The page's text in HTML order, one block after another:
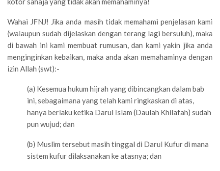
Wahai JFNJ! Jika anda masih tidak memahami penjelasan kami
(walaupun sudah dijelaskan dengan terang lagi bersuluh), maka
di bawah ini kami membuat rumusan, dan kami yakin jika anda
menginginkan kebaikan, maka anda akan memahaminya dengan
izin Allah (swt):-
(a) Kesemua hukum hijrah yang dibincangkan dalam bab
ini, sebagaimana yang telah kami ringkaskan di atas,
hanya berlaku ketika Darul Islam (Daulah Khilafah) sudah
pun wujud; dan
(b) Muslim tersebut masih tinggal di Darul Kufur di mana
sistem kufur dilaksanakan ke atasnya; dan